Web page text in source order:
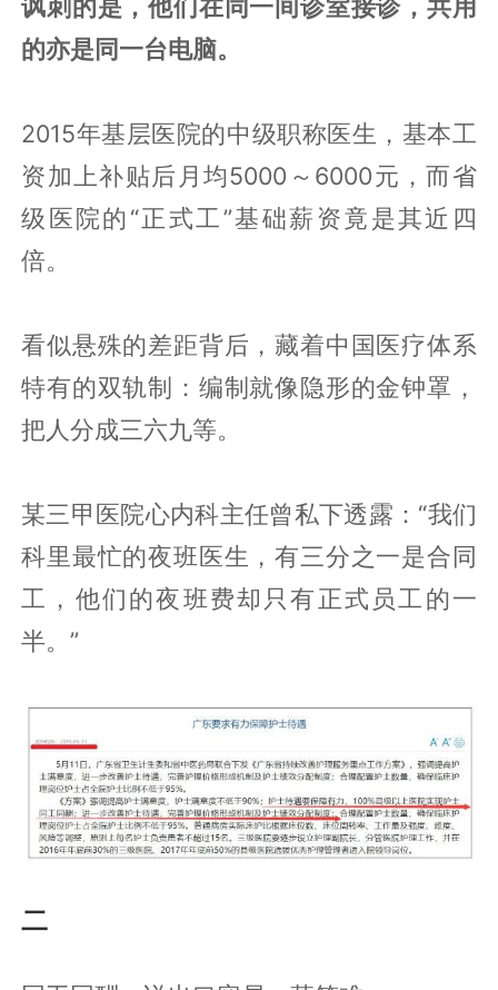
讽刺的是，他们在同一间诊室接诊，共用
的亦是同一台电脑。
2015年基层医院的中级职称医生，基本工
资加上补贴后月均5000～6000元，而省
级医院的“正式工”基础薪资竟是其近四
倍。
看似悬殊的差距背后，藏着中国医疗体系
特有的双轨制：编制就像隐形的金钟罩，
把人分成三六九等。
某三甲医院心内科主任曾私下透露：“我们
科里最忙的夜班医生，有三分之一是合同
工，他们的夜班费却只有正式员工的一
半。”
二